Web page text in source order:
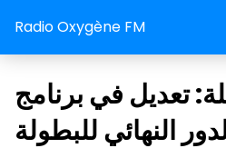
Radio Oxygène FM
تعديل في برنامج
النهائي للبطولة